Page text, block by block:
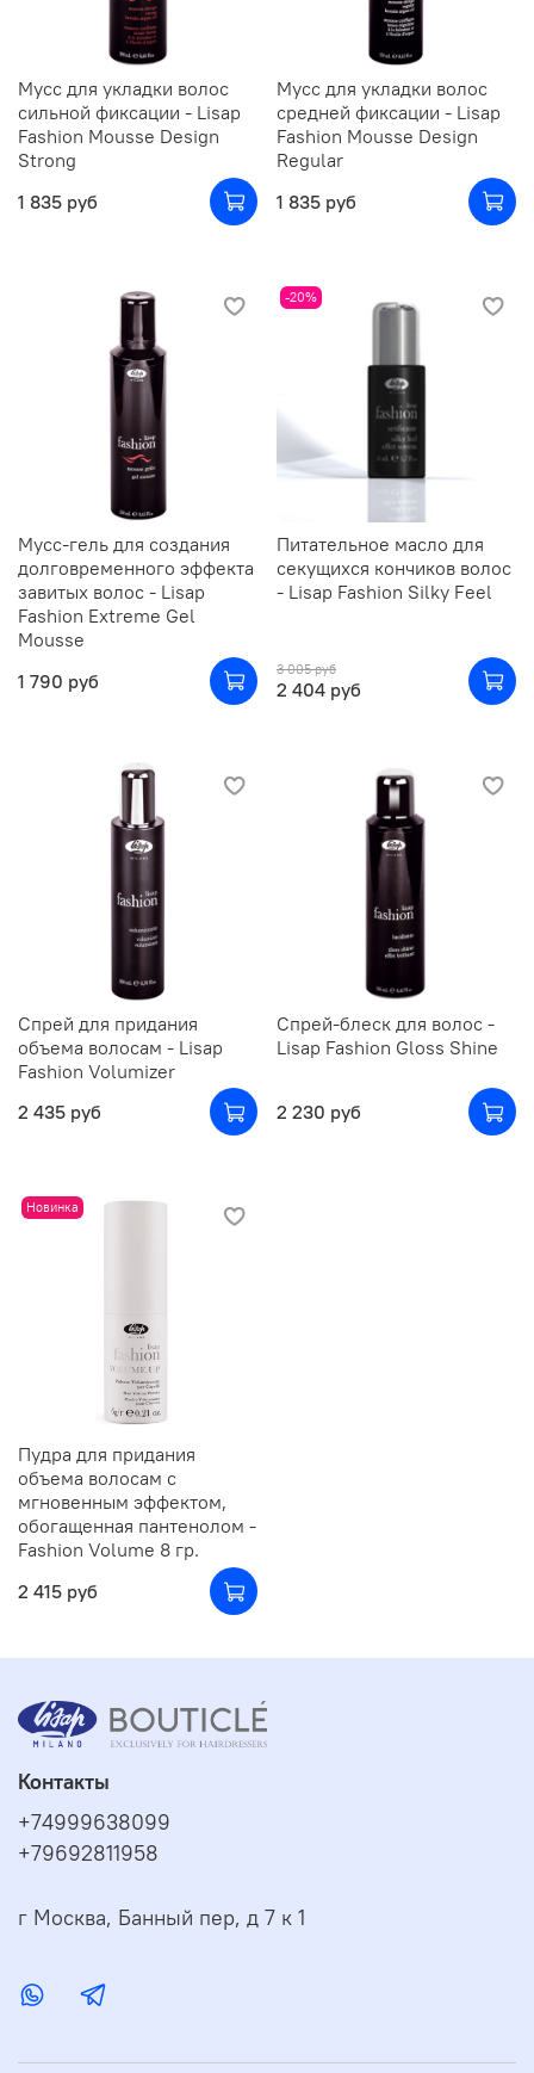
Мусс для укладки волос
сильной фиксации - Lisap
Fashion Mousse Design
Strong
1 835 руб
Мусс для укладки волос
средней фиксации - Lisap
Fashion Mousse Design
Regular
1 835 руб
Мусс-гель для создания
долговременного эффекта
завитых волос - Lisap
Fashion Extreme Gel
Mousse
1 790 руб
-20%
Питательное масло для
секущихся кончиков волос
- Lisap Fashion Silky Feel
3 005 руб
2 404 руб
Спрей для придания
объема волосам - Lisap
Fashion Volumizer
2 435 руб
Спрей-блеск для волос -
Lisap Fashion Gloss Shine
2 230 руб
Новинка
Пудра для придания
объема волосам с
мгновенным эффектом,
обогащенная пантенолом -
Fashion Volume 8 гр.
2 415 руб
Контакты
+74999638099
+79692811958
г Москва, Банный пер, д 7 к 1